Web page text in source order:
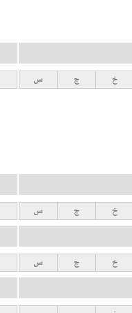
خ ج س
خ ج س
خ ج س